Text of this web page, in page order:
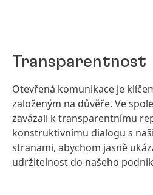
Transparentnost
Otevřená komunikace je
založeným na důvěře. Ve
zavázali k transparentnímu
konstruktivnímu dialogu s
stranami, abychom jasně
udržitelnost do našeho